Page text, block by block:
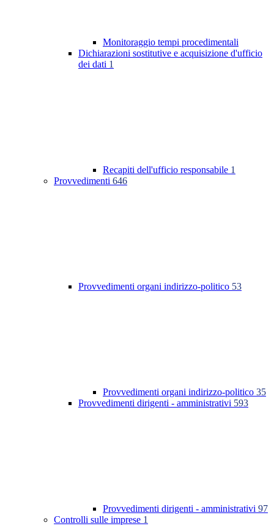
Monitoraggio tempi procedimentali
Dichiarazioni sostitutive e acquisizione d'ufficio
dei dati 1
Recapiti dell'ufficio responsabile 1
Provvedimenti 646
Provvedimenti organi indirizzo-politico 53
Provvedimenti organi indirizzo-politico 35
Provvedimenti dirigenti - amministrativi 593
Provvedimenti dirigenti - amministrativi 97
Controlli sulle imprese 1